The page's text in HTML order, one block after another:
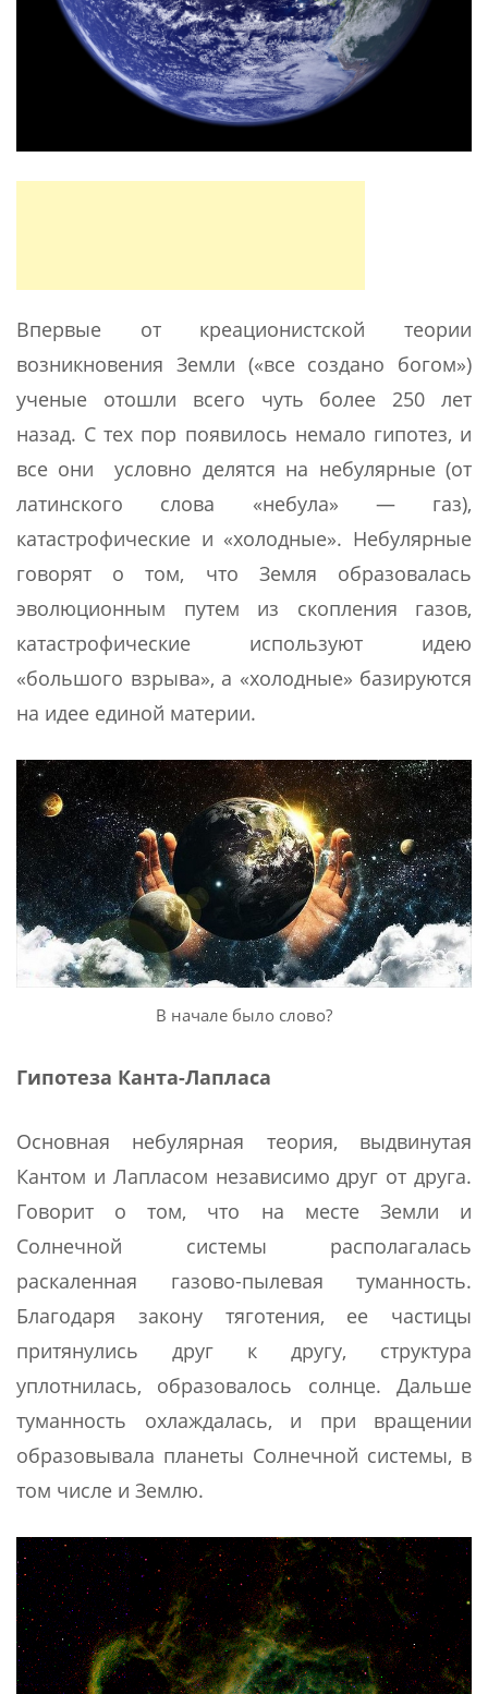
Впервые от креационистской теории
возникновения Земли («все создано богом»)
ученые отошли всего чуть более 250 лет
назад. С тех пор появилось немало гипотез, и
все они условно делятся на небулярные (от
латинского слова «небула» — газ),
катастрофические и «холодные». Небулярные
говорят о том, что Земля образовалась
эволюционным путем из скопления газов,
катастрофические используют идею
«большого взрыва», а «холодные» базируются
на идее единой материи.
В начале было слово?
Гипотеза Канта-Лапласа
Основная небулярная теория, выдвинутая
Кантом и Лапласом независимо друг от друга.
Говорит о том, что на месте Земли и
Солнечной системы располагалась
раскаленная газово-пылевая туманность.
Благодаря закону тяготения, ее частицы
притянулись друг к другу, структура
уплотнилась, образовалось солнце. Дальше
туманность охлаждалась, и при вращении
образовывала планеты Солнечной системы, в
том числе и Землю.